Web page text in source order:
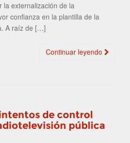
la externalización de la
confianza en la plantilla de la
A raíz de […]
Continuar leyendo
de control
pública